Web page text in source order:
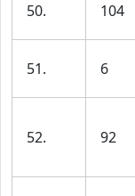
50. 104
51. 6
52. 92